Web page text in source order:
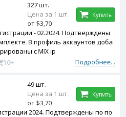
- 02.2024. Подтверждены
В профиль аккаунтов доба
с MIX ip
Подробнее...
10+
327 шт.
Цена за 1 шт.
от $3,70
Купить
2024. Подтверждены по по
49 шт.
Цена за 1 шт.
от $3,70
Купить